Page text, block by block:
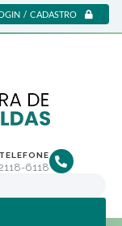
/ CADASTRO
TELEFONE
6118